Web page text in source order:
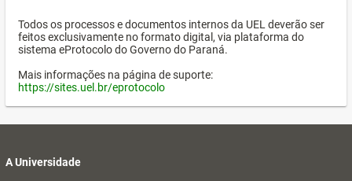
Todos os processos e documentos internos da UEL deverão ser
feitos exclusivamente no formato digital, via plataforma do
sistema eProtocolo do Governo do Paraná.
Mais informações na página de suporte:
https://sites.uel.br/eprotocolo
A Universidade